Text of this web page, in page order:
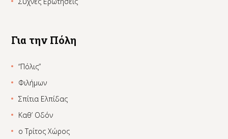
Για την Πόλη
“Πόλις”
Φιλήμων
Σπίτια Ελπίδας
Καθ’ Οδόν
ο Τρίτος Χώρος